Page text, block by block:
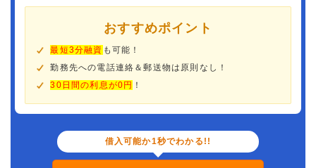
おすすめポイント
最短3分融資 も可能！
勤務先への電話連絡＆郵送物は原則なし！
30日間の利息が0円 ！
借入可能か1秒でわかる!!